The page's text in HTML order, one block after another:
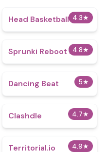
4.3★
Head Basketball
4.8★
Sprunki Reboot 2
5★
Dancing Beat
4.7★
Clashdle
4.9★
Territorial.io